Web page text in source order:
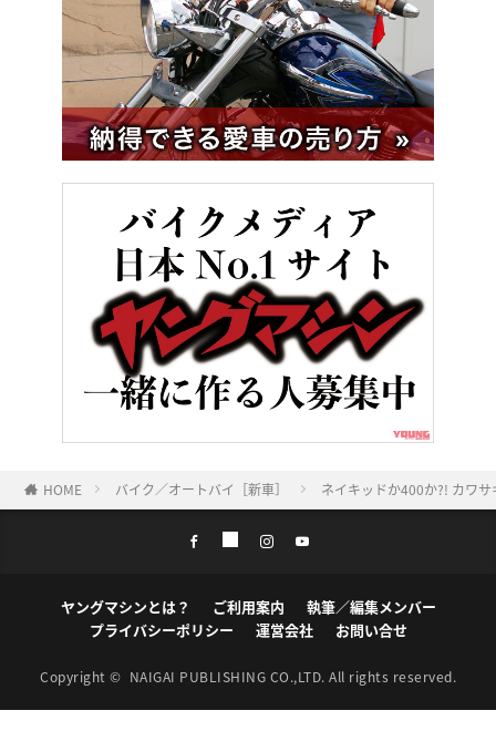
HOME バイク／オートバイ［新車］ ネイキッドか400か?! カワ
ヤングマシンとは？ ご利用案内
執筆／編集メンバー
プライバシーポリシー
運営会社 お問い合せ
Copyright © NAIGAI PUBLISHING CO.,LTD. All rights reserved.